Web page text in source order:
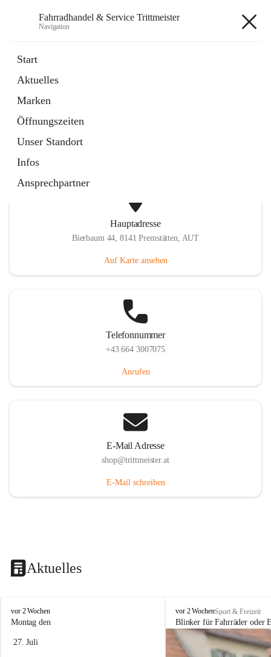
Fahrradhandel & Service Trittmeister
Navigation
Start
Aktuelles
Marken
Öffnungszeiten
Unser Standort
Infos
Ansprechpartner
Homepage
Externe Webseite
öffnet
in
neuem
Tab
Hauptadresse
Bierbaum 44, 8141 Premstätten, AUT
Auf Karte ansehen
Telefonnummer
+43 664 3007075
Anrufen
E-Mail Adresse
shop@trittmeister.at
E-Mail schreiben
Aktuelles
F
a
r
vor 2 Wochen
Montag den
27. Juli
F
a
h
r
vor 2 WochenSport & Freizeit
Blinker für Fahrräder oder